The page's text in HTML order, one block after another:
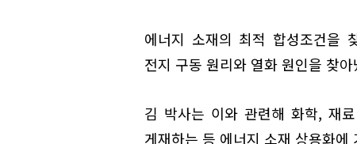
에너지 소재의 최적 합성조건을
전지 구동 원리와 열화 원인을 찾아
김 박사는 이와 관련해 화학, 재
게재하는 등 에너지 소재 상용화에